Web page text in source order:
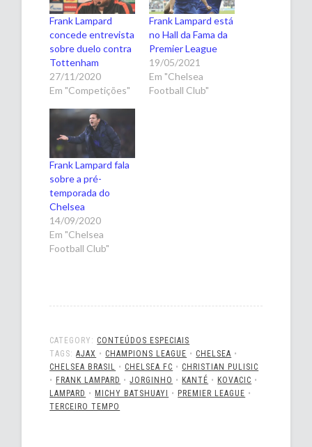
Frank Lampard
concede entrevista
sobre duelo contra
Tottenham
27/11/2020
Em "Competições"
Frank Lampard está
no Hall da Fama da
Premier League
19/05/2021
Em "Chelsea
Football Club"
Frank Lampard fala
sobre a pré-
temporada do
Chelsea
14/09/2020
Em "Chelsea
Football Club"
CATEGORY: CONTEÚDOS ESPECIAIS
TAGS:AJAX • CHAMPIONS LEAGUE • CHELSEA •
CHELSEA BRASIL
• CHELSEA FC • CHRISTIAN PULISIC
• FRANK LAMPARD •JORGINHO • KANTÉ • KOVACIC •
LAMPARD • MICHY BATSHUAYI • PREMIER LEAGUE •
TERCEIRO TEMPO